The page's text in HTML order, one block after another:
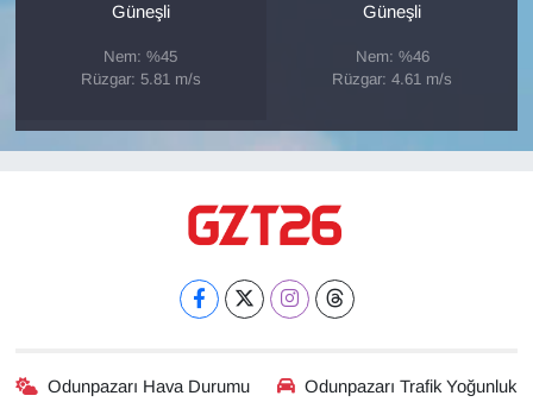
Güneşli
Nem: %45
Rüzgar: 5.81 m/s
Güneşli
Nem: %46
Rüzgar: 4.61 m/s
Odunpazarı Hava Durumu
Odunpazarı Trafik Yoğunluk